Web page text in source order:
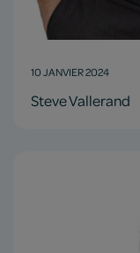
10 JANVIER 2024
Steve Vallerand